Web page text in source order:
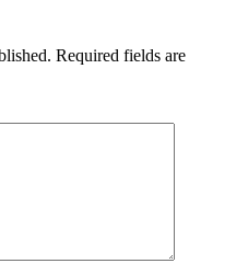
Required fields are